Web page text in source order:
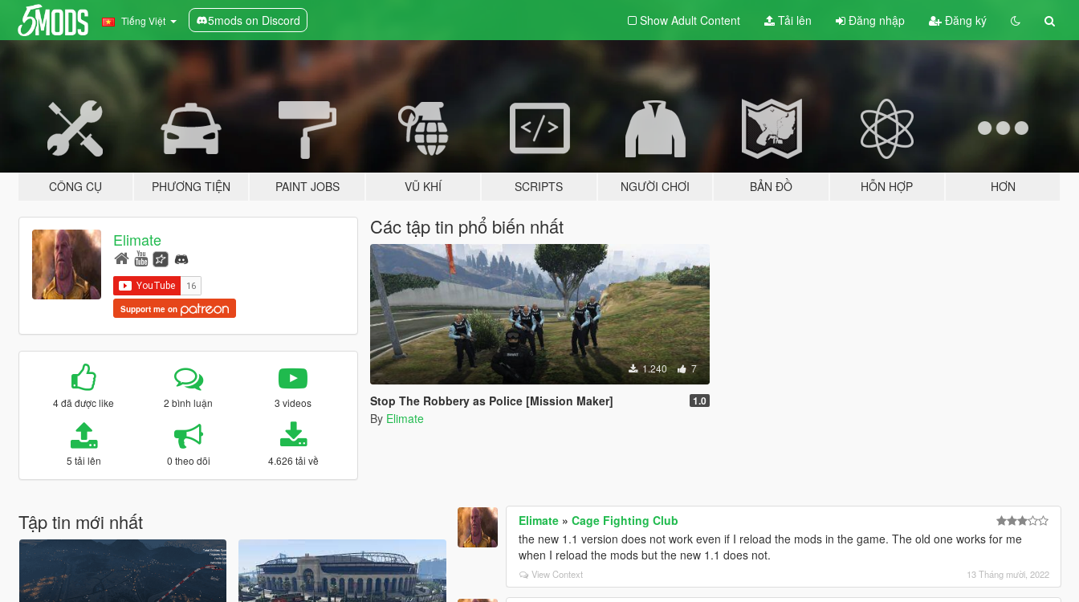
Tiếng Việt 5mods on Discord Show Adult Content Tải lên Đăng nhập Đăng ký
CÔNG CỤ PHƯƠNG TIỆN PAINT JOBS VŨ KHÍ SCRIPTS NGƯỜI CHƠI BẢN ĐỒ HỖN HỢP HƠN
Elimate
Support me on
4 đã được like 2 bình luận 3 videos
5 tải lên 0 theo dõi 4.626 tải về
Các tập tin phổ biến nhất
1.240 7
Stop The Robbery as Police [Mission Maker] 1.0
By Elimate
Tập tin mới nhất Elimate »Cage Fighting Club
the new 1.1 version does not work even if I reload the mods in the game. The old one works for me
when I reload the mods but the new 1.1 does not.
View Context 13 Tháng mười, 2022